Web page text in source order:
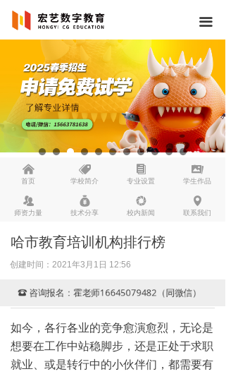
낀
首页
뀄
学校简介
뀴
专业设置
끡
学生作品
뀡
师资力量
낐
技术分享
넆
校内新闻
넹
联系我们
끀
哈市教育培训机构排行榜
创建时间： 2021年3月1日 12:56
如今，各行各业的竞争愈演愈烈，无论是
想要在工作中站稳脚步，还是正处于求职
就业、或是转行中的小伙伴们，都需要有
뀰 咨询报名：霍老师16645079482（同微信）